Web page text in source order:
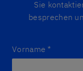
Sie
besprechen
Vorname *